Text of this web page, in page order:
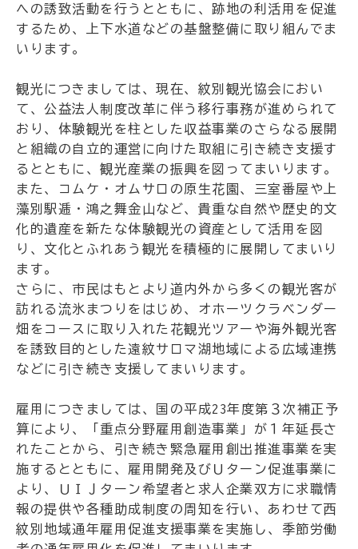
への誘致活動を行うとともに、跡地の利活用を促進
するため、上下水道などの基盤整備に取り組んでま
いります。
観光につきましては、現在、紋別観光協会におい
て、公益法人制度改革に伴う移行事務が進められて
おり、体験観光を柱とした収益事業のさらなる展開
と組織の自立的運営に向けた取組に引き続き支援す
るとともに、観光産業の振興を図ってまいります。
また、コムケ・オムサロの原生花園、三室番屋や上
藻別駅逓・鴻之舞金山など、貴重な自然や歴史的文
化的遺産を新たな体験観光の資産として活用を図
り、文化とふれあう観光を積極的に展開してまいり
ます。
さらに、市民はもとより道内外から多くの観光客が
訪れる流氷まつりをはじめ、オホーツクラベンダー
畑をコースに取り入れた花観光ツアーや海外観光客
を誘致目的とした遠紋サロマ湖地域による広域連携
などに引き続き支援してまいります。
雇用につきましては、国の平成23年度第３次補正予
算により、「重点分野雇用創造事業」が１年延長さ
れたことから、引き続き緊急雇用創出推進事業を実
施するとともに、雇用開発及びＵターン促進事業に
より、ＵＩＪターン希望者と求人企業双方に求職情
報の提供や各種助成制度の周知を行い、あわせて西
紋別地域通年雇用促進支援事業を実施し、季節労働